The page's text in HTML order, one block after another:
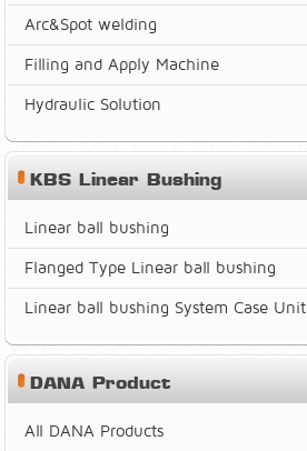
Arc&Spot welding
Filling and Apply Machine
Hydraulic Solution
KBS Linear Bushing
Linear ball bushing
Flanged Type Linear ball bushing
Linear ball bushing System Case Unit
DANA Product
All DANA Products